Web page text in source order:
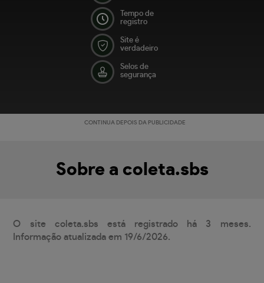
Tempo de
registro
Site é
verdadeiro
Selos de
segurança
CONTINUA DEPOIS DA PUBLICIDADE
Sobre a coleta.sbs
O site coleta.sbs está registrado há 3 meses.
Informação atualizada em 19/6/2026.